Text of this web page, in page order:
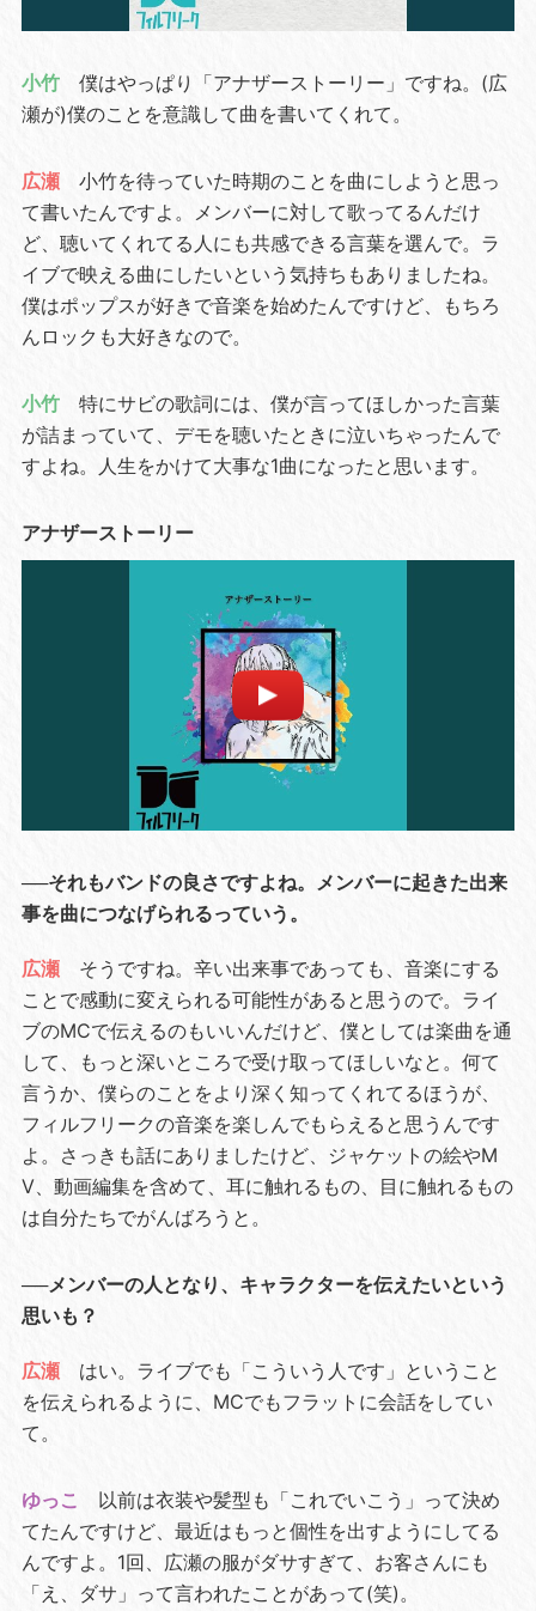
小竹
僕はやっぱり「アナザーストーリー」ですね。(広
瀬が)僕のことを意識して曲を書いてくれて。
広瀬
小竹を待っていた時期のことを曲にしようと思っ
て書いたんですよ。メンバーに対して歌ってるんだけ
ど、聴いてくれてる人にも共感できる言葉を選んで。ラ
イブで映える曲にしたいという気持ちもありましたね。
僕はポップスが好きで音楽を始めたんですけど、もちろ
んロックも大好きなので。
小竹
特にサビの歌詞には、僕が言ってほしかった言葉
が詰まっていて、デモを聴いたときに泣いちゃったんで
すよね。人生をかけて大事な1曲になったと思います。
アナザーストーリー
──それもバンドの良さですよね。メンバーに起きた出来
事を曲につなげられるっていう。
広瀬
そうですね。辛い出来事であっても、音楽にする
ことで感動に変えられる可能性があると思うので。ライ
ブのMCで伝えるのもいいんだけど、僕としては楽曲を通
して、もっと深いところで受け取ってほしいなと。何て
言うか、僕らのことをより深く知ってくれてるほうが、
フィルフリークの音楽を楽しんでもらえると思うんです
よ。さっきも話にありましたけど、ジャケットの絵やM
V、動画編集を含めて、耳に触れるもの、目に触れるもの
は自分たちでがんばろうと。
──メンバーの人となり、キャラクターを伝えたいという
思いも？
広瀬
はい。ライブでも「こういう人です」ということ
を伝えられるように、MCでもフラットに会話をしてい
て。
ゆっこ
以前は衣装や髪型も「これでいこう」って決め
てたんですけど、最近はもっと個性を出すようにしてる
んですよ。1回、広瀬の服がダサすぎて、お客さんにも
「え、ダサ」って言われたことがあって(笑)。